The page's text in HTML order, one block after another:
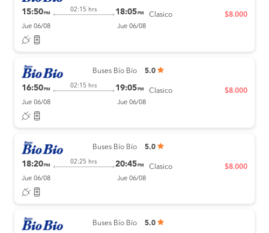
15:50 PM
02:15 hrs 18:05 PM
Jue 06/08 Jue 06/08
Clasico $8.000
Buses Bío Bío 5.0
16:50 PM
02:15 hrs 19:05 PM
Jue 06/08 Jue 06/08
Clasico $8.000
Buses Bío Bío 5.0
18:20 PM
02:25 hrs 20:45 PM
Jue 06/08 Jue 06/08
Clasico $8.000
Buses Bío Bío 5.0